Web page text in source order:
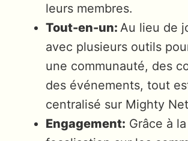
leurs membres.
Tout-en-un: Au lieu de
avec plusieurs outils
une communauté, des
des événements, tout
centralisé sur Mighty
Engagement: Grâce à la